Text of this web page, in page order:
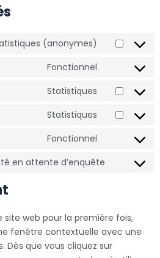
(anonymes)
Fonctionnel
Statistiques
Statistiques
Fonctionnel
en attente d’enquête
site web pour la première fois,
fenêtre contextuelle avec une
Dès que vous cliquez sur